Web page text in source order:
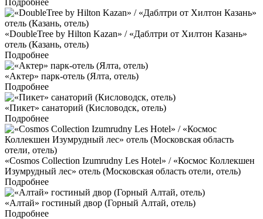
Подробнее
«DoubleTree by Hilton Kazan» / «Даблтри от Хилтон Казань»
отель (Казань, отель)
Подробнее
«Актер» парк-отель (Ялта, отель)
Подробнее
«Пикет» санаторий (Кисловодск, отель)
Подробнее
«Cosmos Collection Izumrudny Les Hotel» / «Космос Коллекшен
Изумрудный лес» отель (Московская область отели, отель)
Подробнее
«Алтай» гостиный двор (Горный Алтай, отель)
Подробнее